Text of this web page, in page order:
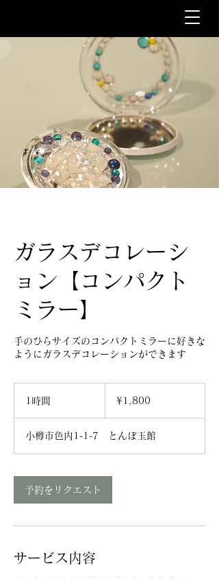
ガラスデコレーシ
ョン【コンパクト
ミラー】
手のひらサイズのコンパクトミラーに好きな
ようにガラスデコレーションができます
1時間 ¥1,800
小樽市色内1-1-7 とんぼ玉館
予約をリクエスト
サービス内容